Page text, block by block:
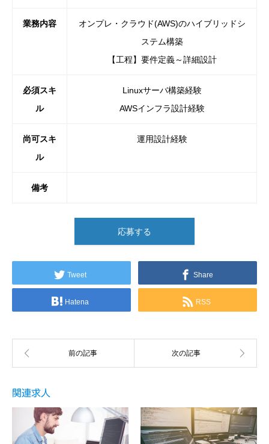
業務内容
オンプレ・クラウド(AWS)のハイブリッドシ
ステム構築
【工程】要件定義～詳細設計
必須スキ
ル
Linuxサーバ構築経験
AWSインフラ設計経験
尚可スキ
ル
運用設計経験
備考
応募する
Tweet Share
Hatena RSS
関連求人